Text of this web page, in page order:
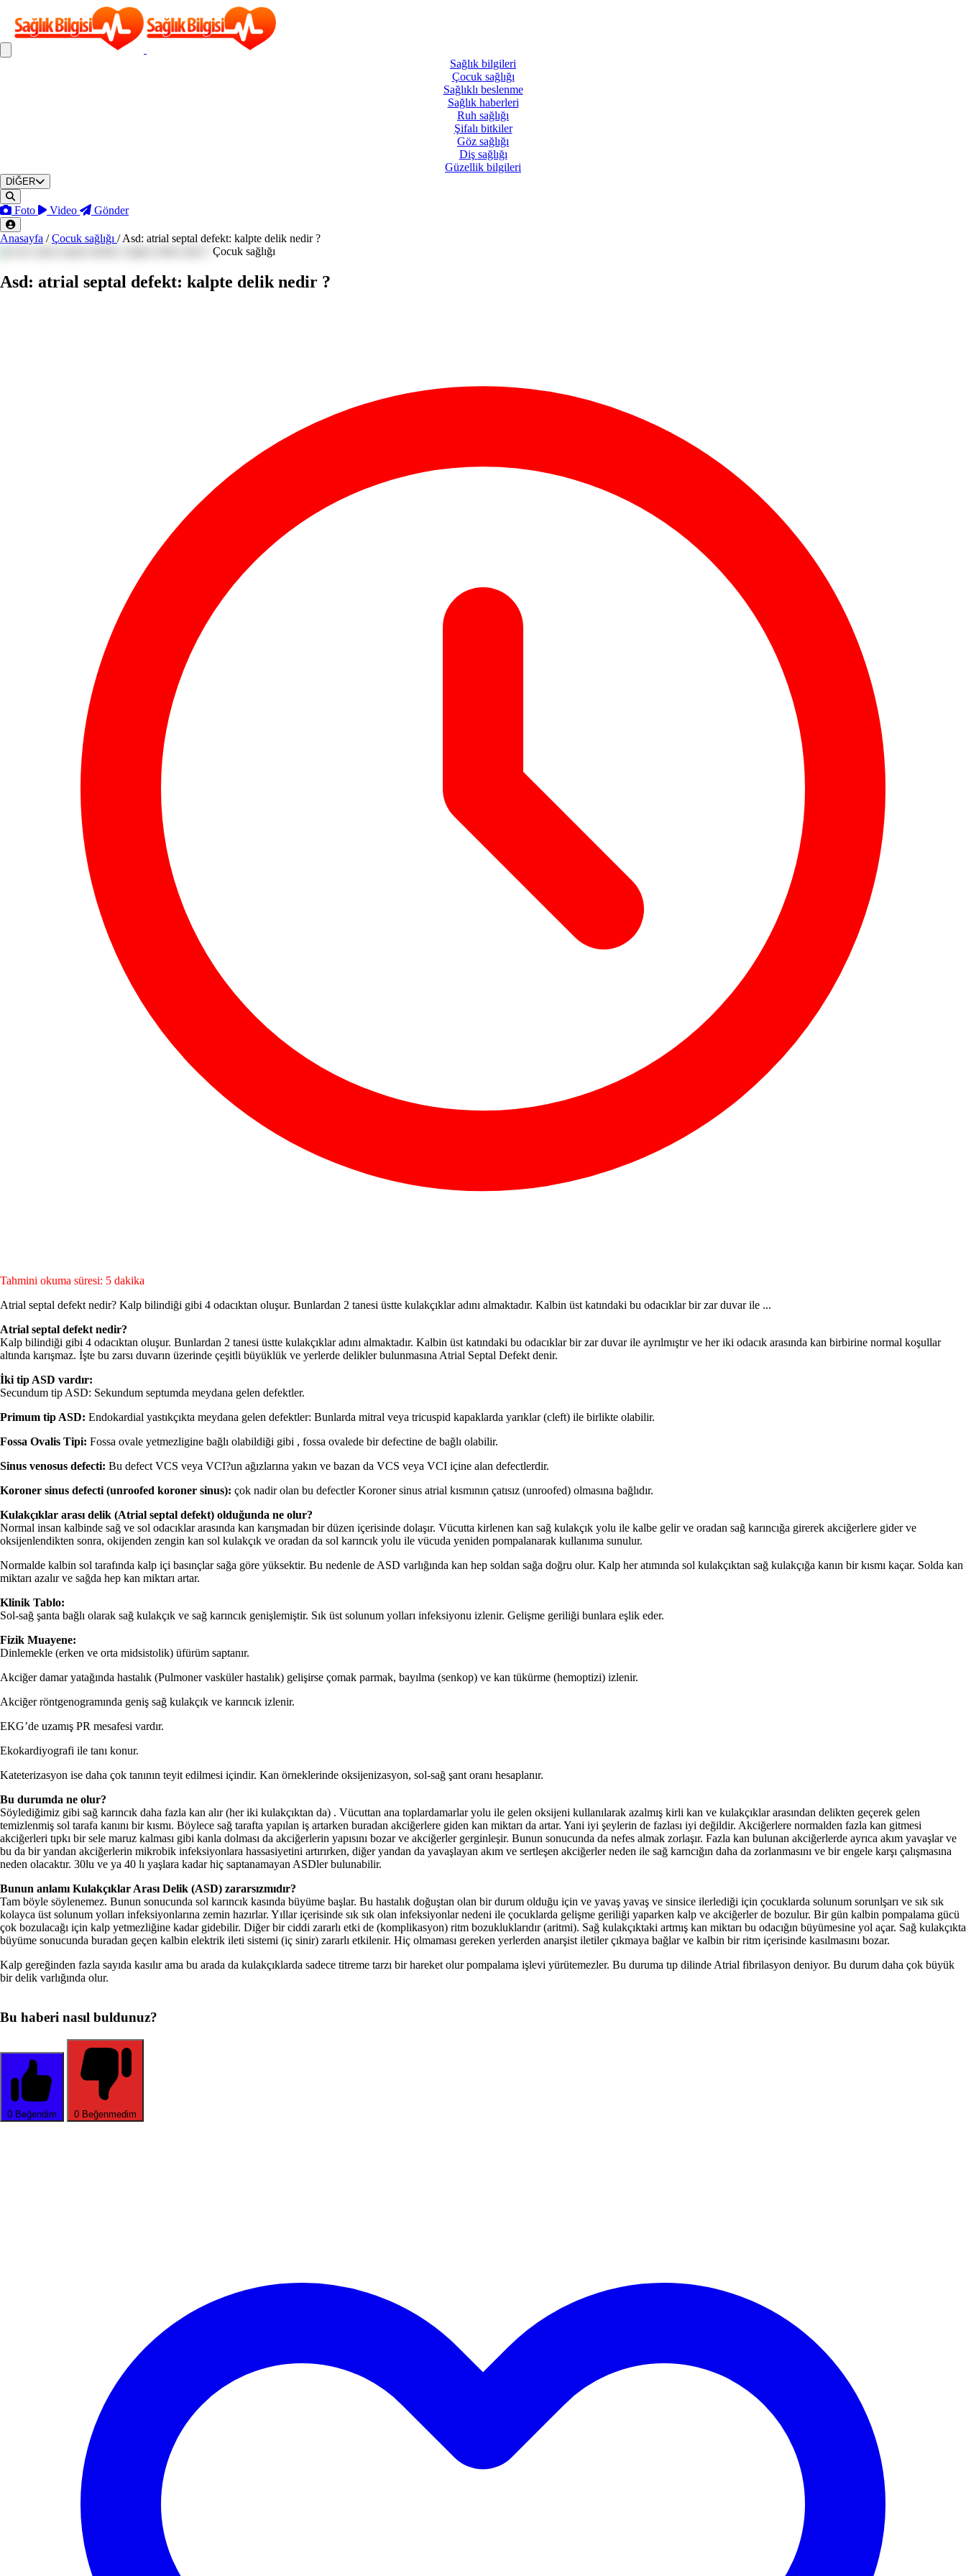
Sağlık bilgileri
Çocuk sağlığı
Sağlıklı beslenme
Sağlık haberleri
Ruh sağlığı
Şifalı bitkiler
Göz sağlığı
Diş sağlığı
Güzellik bilgileri
DİĞER
Foto Video Gönder
Anasayfa / Çocuk sağlığı / Asd: atrial septal defekt: kalpte delik nedir ?
Çocuk sağlığı
Asd: atrial septal defekt: kalpte delik nedir ?
Tahmini okuma süresi: 5 dakika
Atrial septal defekt nedir? Kalp bilindiği gibi 4 odacıktan oluşur. Bunlardan 2 tanesi üstte kulakçıklar adını almaktadır. Kalbin üst katındaki bu odacıklar bir zar duvar ile ...
Atrial septal defekt nedir?
Kalp bilindiği gibi 4 odacıktan oluşur. Bunlardan 2 tanesi üstte kulakçıklar adını almaktadır. Kalbin üst katındaki bu odacıklar bir zar duvar ile ayrılmıştır ve her iki odacık arasında kan birbirine normal koşullar
altında karışmaz. İşte bu zarsı duvarın üzerinde çeşitli büyüklük ve yerlerde delikler bulunmasına Atrial Septal Defekt denir.
İki tip ASD vardır:
Secundum tip ASD: Sekundum septumda meydana gelen defektler.
Primum tip ASD: Endokardial yastıkçıkta meydana gelen defektler: Bunlarda mitral veya tricuspid kapaklarda yarıklar (cleft) ile birlikte olabilir.
Fossa Ovalis Tipi: Fossa ovale yetmezligine bağlı olabildiği gibi , fossa ovalede bir defectine de bağlı olabilir.
Sinus venosus defecti: Bu defect VCS veya VCI?un ağızlarına yakın ve bazan da VCS veya VCI içine alan defectlerdir.
Koroner sinus defecti (unroofed koroner sinus): çok nadir olan bu defectler Koroner sinus atrial kısmının çatısız (unroofed) olmasına bağlıdır.
Kulakçıklar arası delik (Atrial septal defekt) olduğunda ne olur?
Normal insan kalbinde sağ ve sol odacıklar arasında kan karışmadan bir düzen içerisinde dolaşır. Vücutta kirlenen kan sağ kulakçık yolu ile kalbe gelir ve oradan sağ karıncığa girerek akciğerlere gider ve
oksijenlendikten sonra, okijenden zengin kan sol kulakçık ve oradan da sol karıncık yolu ile vücuda yeniden pompalanarak kullanıma sunulur.
Normalde kalbin sol tarafında kalp içi basınçlar sağa göre yüksektir. Bu nedenle de ASD varlığında kan hep soldan sağa doğru olur. Kalp her atımında sol kulakçıktan sağ kulakçığa kanın bir kısmı kaçar. Solda kan
miktarı azalır ve sağda hep kan miktarı artar.
Klinik Tablo:
Sol-sağ şanta bağlı olarak sağ kulakçık ve sağ karıncık genişlemiştir. Sık üst solunum yolları infeksiyonu izlenir. Gelişme geriliği bunlara eşlik eder.
Fizik Muayene:
Dinlemekle (erken ve orta midsistolik) üfürüm saptanır.
Akciğer damar yatağında hastalık (Pulmoner vasküler hastalık) gelişirse çomak parmak, bayılma (senkop) ve kan tükürme (hemoptizi) izlenir.
Akciğer röntgenogramında geniş sağ kulakçık ve karıncık izlenir.
EKG’de uzamış PR mesafesi vardır.
Ekokardiyografi ile tanı konur.
Kateterizasyon ise daha çok tanının teyit edilmesi içindir. Kan örneklerinde oksijenizasyon, sol-sağ şant oranı hesaplanır.
Bu durumda ne olur?
Söylediğimiz gibi sağ karıncık daha fazla kan alır (her iki kulakçıktan da) . Vücuttan ana toplardamarlar yolu ile gelen oksijeni kullanılarak azalmış kirli kan ve kulakçıklar arasından delikten geçerek gelen
temizlenmiş sol tarafa kanını bir kısmı. Böylece sağ tarafta yapılan iş artarken buradan akciğerlere giden kan miktarı da artar. Yani iyi şeylerin de fazlası iyi değildir. Akciğerlere normalden fazla kan gitmesi
akciğerleri tıpkı bir sele maruz kalması gibi kanla dolması da akciğerlerin yapısını bozar ve akciğerler gerginleşir. Bunun sonucunda da nefes almak zorlaşır. Fazla kan bulunan akciğerlerde ayrıca akım yavaşlar ve
bu da bir yandan akciğerlerin mikrobik infeksiyonlara hassasiyetini artırırken, diğer yandan da yavaşlayan akım ve sertleşen akciğerler neden ile sağ karncığın daha da zorlanmasını ve bir engele karşı çalışmasına
neden olacaktır. 30lu ve ya 40 lı yaşlara kadar hiç saptanamayan ASDler bulunabilir.
Bunun anlamı Kulakçıklar Arası Delik (ASD) zararsızmıdır?
Tam böyle söylenemez. Bunun sonucunda sol karıncık kasında büyüme başlar. Bu hastalık doğuştan olan bir durum olduğu için ve yavaş yavaş ve sinsice ilerlediği için çocuklarda solunum sorunlşarı ve sık sık
kolayca üst solunum yolları infeksiyonlarına zemin hazırlar. Yıllar içerisinde sık sık olan infeksiyonlar nedeni ile çocuklarda gelişme geriliği yaparken kalp ve akciğerler de bozulur. Bir gün kalbin pompalama gücü
çok bozulacağı için kalp yetmezliğine kadar gidebilir. Diğer bir ciddi zararlı etki de (komplikasyon) ritm bozukluklarıdır (aritmi). Sağ kulakçıktaki artmış kan miktarı bu odacığın büyümesine yol açar. Sağ kulakçıkta
büyüme sonucunda buradan geçen kalbin elektrik ileti sistemi (iç sinir) zararlı etkilenir. Hiç olmaması gereken yerlerden anarşist iletiler çıkmaya bağlar ve kalbin bir ritm içerisinde kasılmasını bozar.
Kalp gereğinden fazla sayıda kasılır ama bu arada da kulakçıklarda sadece titreme tarzı bir hareket olur pompalama işlevi yürütemezler. Bu duruma tıp dilinde Atrial fibrilasyon deniyor. Bu durum daha çok büyük
bir delik varlığında olur.
Bu haberi nasıl buldunuz?
0 Beğendim 0 Beğenmedim